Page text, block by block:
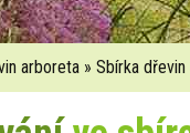
arboreta » Sbírka